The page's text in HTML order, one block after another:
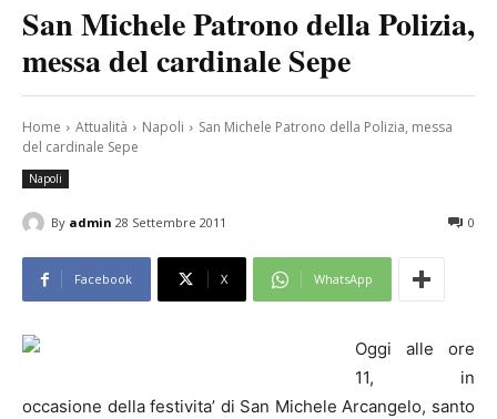
San Michele Patrono della Polizia,
messa del cardinale Sepe
Home Attualità Napoli
San Michele Patrono della Polizia, messa
del cardinale Sepe
Napoli
By admin 28 Settembre 2011 0
Facebook X WhatsApp
Oggi alle ore
11, in
occasione della festivita’ di San Michele Arcangelo, santo